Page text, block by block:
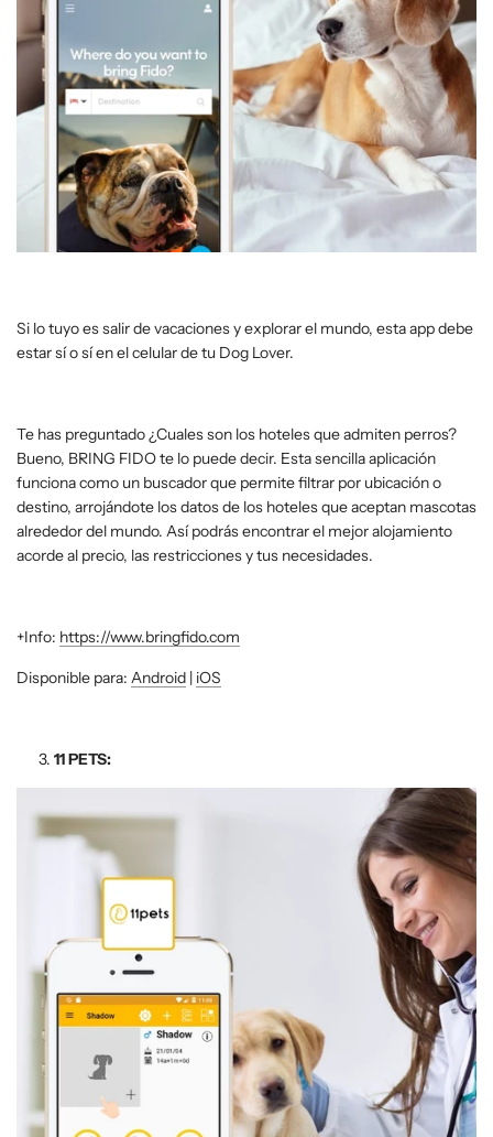
Si lo tuyo es salir de vacaciones y explorar el mundo, esta app debe
estar sí o sí en el celular de tu Dog Lover.
Te has preguntado ¿Cuales son los hoteles que admiten perros?
Bueno, BRING FIDO te lo puede decir. Esta sencilla aplicación
funciona como un buscador que permite filtrar por ubicación o
destino, arrojándote los datos de los hoteles que aceptan mascotas
alrededor del mundo. Así podrás encontrar el mejor alojamiento
acorde al precio, las restricciones y tus necesidades.
+Info: https://www.bringfido.com
Disponible para: Android | iOS
11 PETS: